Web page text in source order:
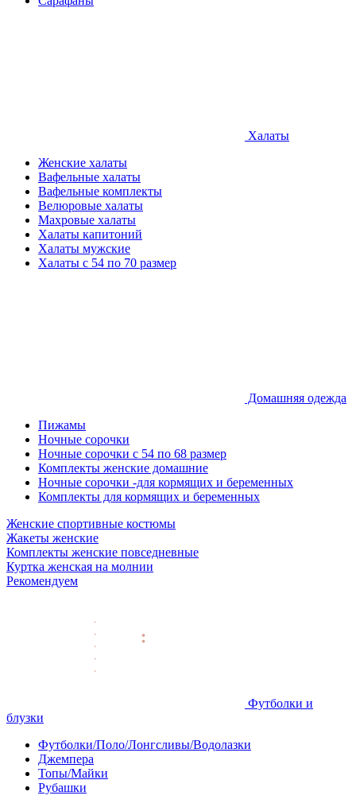
Халаты
Женские халаты
Вафельные халаты
Вафельные комплекты
Велюровые халаты
Махровые халаты
Халаты капитоний
Халаты мужские
Халаты с 54 по 70 размер
Домашняя одежда
Пижамы
Ночные сорочки
Ночные сорочки с 54 по 68 размер
Комплекты женские домашние
Ночные сорочки -для кормящих и беременных
Комплекты для кормящих и беременных
Женские спортивные костюмы
Жакеты женские
Комплекты женские повседневные
Куртка женская на молнии
Рекомендуем
Футболки и
блузки
Футболки/Поло/Лонгсливы/Водолазки
Джемпера
Топы/Майки
Рубашки